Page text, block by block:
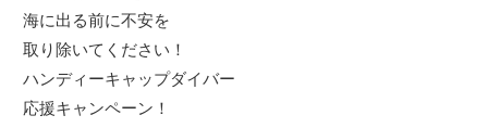
海に出る前に不安を
取り除いてください！
ハンディーキャップダイバー
応援キャンペーン！